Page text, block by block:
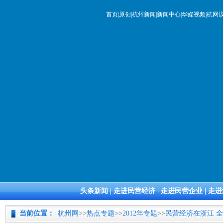
首页 原创 杭州新闻 新闻中心华媒视频杭网
头条新闻|走进民营经济|走进民营企业|走
当前位置： 杭州网 >>热点专题>>2012年专题>>民营经济在浙江